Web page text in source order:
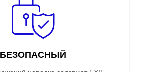
БЕЗОПАСНЫЙ